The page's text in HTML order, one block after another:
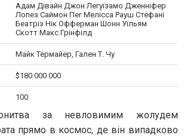
Адам Дівайн Джон Легуїзамо Дженніфер
Лопез Саймон Пег Мелісса Рауш Стефані
Беатріз Нік Офферман Шонн Уїльям
Скотт Макс Грінфілд
Майк Тёрмайер, Гален Т. Чу
$180 000 000
100
за невловимим жолудем
прямо в космос, де він випадково